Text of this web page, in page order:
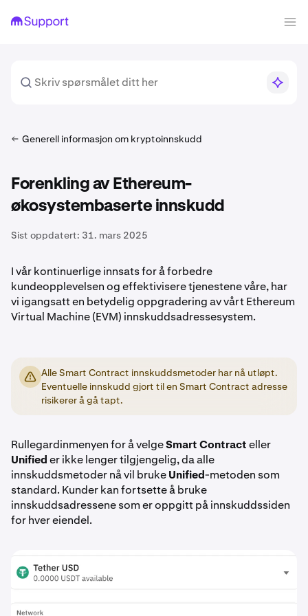
Generell informasjon om kryptoinnskudd
Forenkling av Ethereum-
økosystembaserte innskudd
Sist oppdatert: 31. mars 2025
I vår kontinuerlige innsats for å forbedre
kundeopplevelsen og effektivisere tjenestene våre, har
vi igangsatt en betydelig oppgradering av vårt Ethereum
Virtual Machine (EVM) innskuddsadressesystem.
Alle Smart Contract innskuddsmetoder har nå utløpt.
Eventuelle innskudd gjort til en Smart Contract adresse
risikerer å gå tapt.
Rullegardinmenyen for å velgeSmart Contracteller
Unifieder ikke lenger tilgjengelig, da alle
innskuddsmetoder nå vil brukeUnified-metoden som
standard. Kunder kan fortsette å bruke
innskuddsadressene som er oppgitt på innskuddssiden
for hver eiendel.